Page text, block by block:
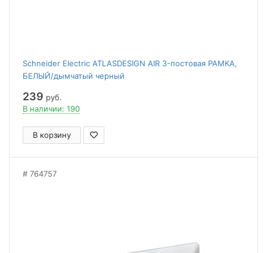
Schneider Electric ATLASDESIGN AIR 3-постовая РАМКА,
БЕЛЫЙ/дымчатый черный
239 руб.
В наличии: 190
В корзину
764757